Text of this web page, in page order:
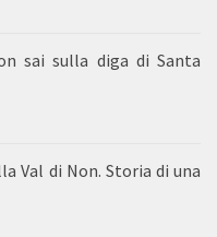
sai sulla diga di Santa
Val di Non. Storia di una